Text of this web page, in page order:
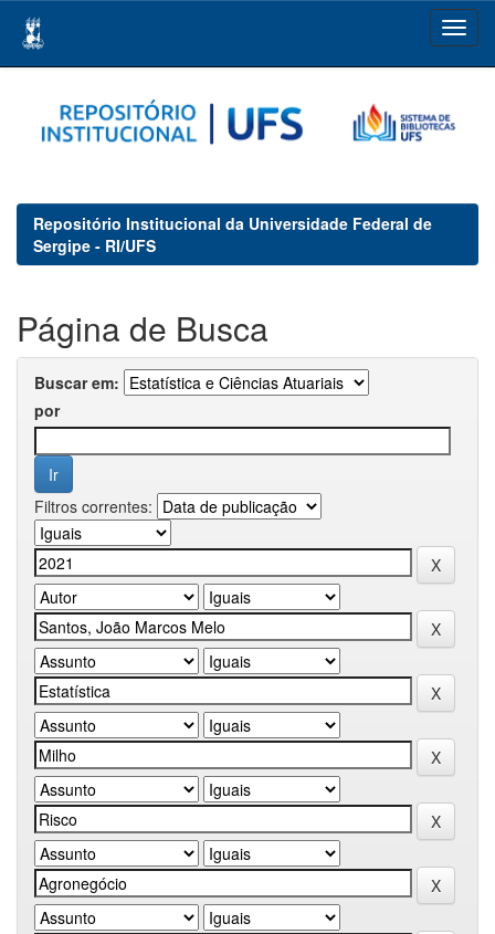
navigation
Repositório Institucional da Universidade Federal de
Sergipe - RI/UFS
Página de Busca
Buscar em:
por
Filtros correntes: